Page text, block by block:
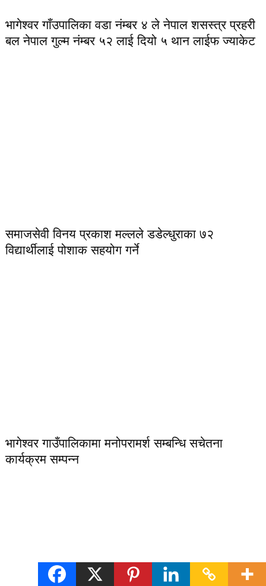
भागेश्वर गाँउपालिका वडा नंम्बर ४ ले नेपाल शसस्त्र प्रहरी
बल नेपाल गुल्म नंम्बर ५२ लाई दियो ५ थान लाईफ ज्याकेट
समाजसेवी विनय प्रकाश मल्लले डडेल्धुराका ७२
विद्यार्थीलाई पोशाक सहयोग गर्ने
भागेश्वर गाउँपालिकामा मनोपरामर्श सम्बन्धि सचेतना
कार्यक्रम सम्पन्न